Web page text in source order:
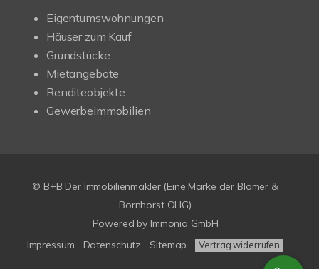
Eigentumswohnungen
Häuser zum Kauf
Grundstücke
Mietangebote
Renditeobjekte
Gewerbeimmobilien
© B+B Der Immobilienmakler (Eine Marke der Blömer &
Bornhorst OHG)
Powered by Immonia GmbH
Impressum
Datenschutz Sitemap Vertrag widerrufen